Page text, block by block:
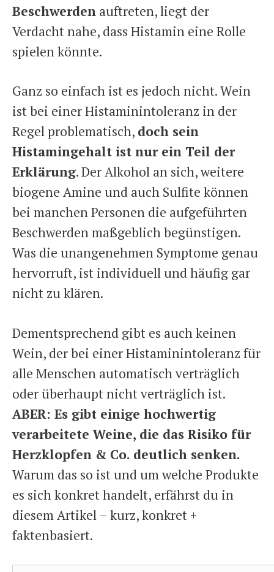
Beschwerden auftreten, liegt der
Verdacht nahe, dass Histamin eine Rolle
spielen könnte.
Ganz so einfach ist es jedoch nicht. Wein
ist bei einer Histaminintoleranz in der
Regel problematisch, doch sein
Histamingehalt ist nur ein Teil der
Erklärung. Der Alkohol an sich, weitere
biogene Amine und auch Sulfite können
bei manchen Personen die aufgeführten
Beschwerden maßgeblich begünstigen.
Was die unangenehmen Symptome genau
hervorruft, ist individuell und häufig gar
nicht zu klären.
Dementsprechend gibt es auch keinen
Wein, der bei einer Histaminintoleranz für
alle Menschen automatisch verträglich
oder überhaupt nicht verträglich ist.
ABER: Es gibt einige hochwertig
verarbeitete Weine, die das Risiko für
Herzklopfen & Co. deutlich senken.
Warum das so ist und um welche Produkte
es sich konkret handelt, erfährst du in
diesem Artikel – kurz, konkret +
faktenbasiert.